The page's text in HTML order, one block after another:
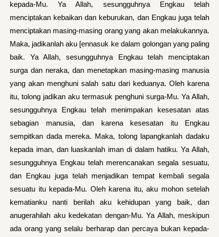
kepada-Mu. Ya Allah, sesungguhnya Engkau telah
menciptakan kebaikan dan keburukan, dan Engkau juga telah
menciptakan masing-masing orang yang akan melakukannya.
Maka, jadikanlah aku [ennasuk ke dalam golongan yang paling
baik. Ya Allah, sesungguhnya Engkau telah menciptakan
surga dan neraka, dan menetapkan masing-masing manusia
yang akan menghuni salah satu dari keduanya. Oleh karena
itu, tolong jadikan aku termasuk penghuni surga-Mu. Ya Allah,
sesungguhnya Engkau telah menimpakan kesesatan atas
sebagian manusia, dan karena kesesatan itu Engkau
sempitkan dada mereka. Maka, tolong lapangkanlah dadaku
kepada iman, dan luaskanlah iman di dalam hatiku. Ya Allah,
sesungguhnya Engkau telah merencanakan segala sesuatu,
dan Engkau juga telah menjadikan tempat kembali segala
sesuatu itu kepada-Mu. Oleh karena itu, aku mohon setelah
kematianku nanti berilah aku kehidupan yang baik, dan
anugerahilah aku kedekatan dengan-Mu. Ya Allah, meskipun
ada orang yang selalu berharap dan percaya bukan kepada-